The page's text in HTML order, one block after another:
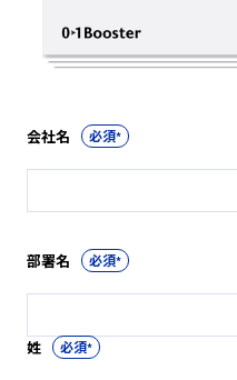
会社名 *
部署名 *
姓 *